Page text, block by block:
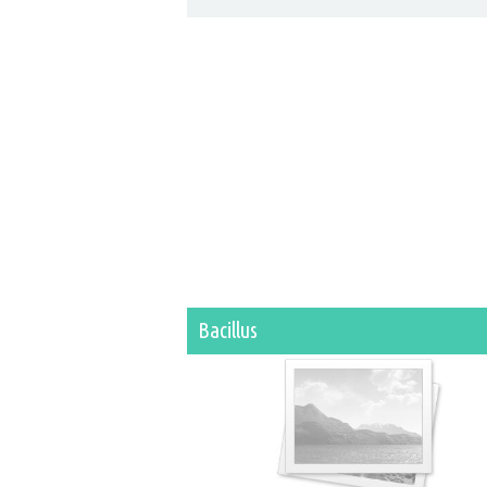
Bacillus